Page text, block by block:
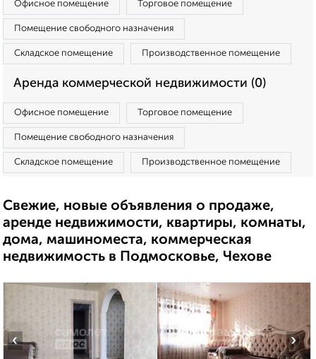
Офисное помещение Торговое помещение
Помещение свободного назначения
Складское помещение Производственное помещение
Аренда коммерческой недвижимости (0)
Офисное помещение Торговое помещение
Помещение свободного назначения
Складское помещение Производственное помещение
Свежие, новые объявления о продаже,
аренде недвижимости, квартиры, комнаты,
дома, машиноместа, коммерческая
недвижимость в Подмосковье, Чехове
‹ ›